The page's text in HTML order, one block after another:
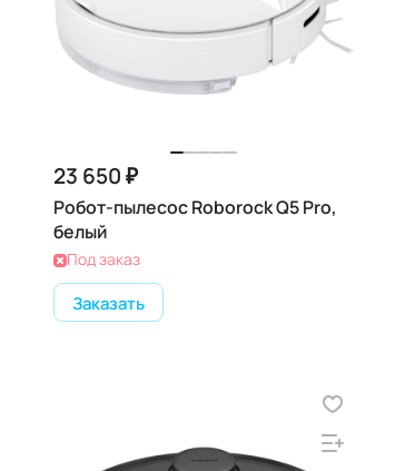
23 650 ₽
Робот-пылесос Roborock Q5 Pro,
белый
Под заказ
Заказать